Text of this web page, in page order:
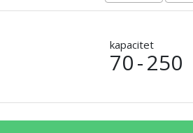
kapacitet
70-250